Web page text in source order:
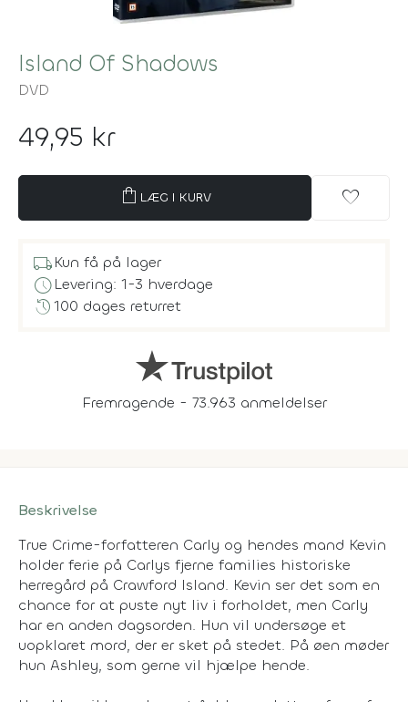
Island Of Shadows
DVD
49,95 kr
shopping_bag LÆG I KURV favorite
local_shippingKun få på lager
scheduleLevering: 1-3 hverdage
history100 dages returret
Fremragende - 73.963 anmeldelser
Beskrivelse
True Crime-forfatteren Carly og hendes mand Kevin
holder ferie på Carlys fjerne families historiske
herregård på Crawford Island. Kevin ser det som en
chance for at puste nyt liv i forholdet, men Carly
har en anden dagsorden. Hun vil undersøge et
uopklaret mord, der er sket på stedet. På øen møder
hun Ashley, som gerne vil hjælpe hende.